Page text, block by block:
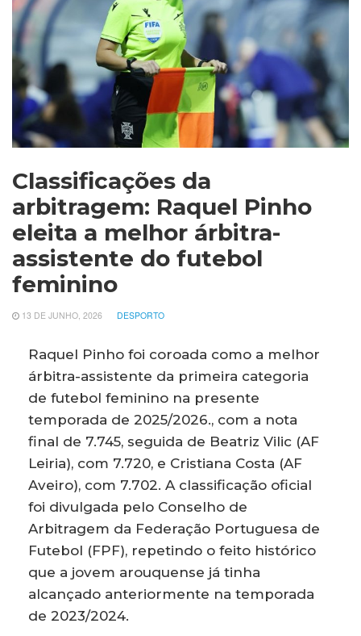
Classificações da
arbitragem: Raquel Pinho
eleita a melhor árbitra-
assistente do futebol
feminino
13 DE JUNHO, 2026 DESPORTO
Raquel Pinho foi coroada como a melhor
árbitra-assistente da primeira categoria
de futebol feminino na presente
temporada de 2025/2026., com a nota
final de 7.745, seguida de Beatriz Vilic (AF
Leiria), com 7.720, e Cristiana Costa (AF
Aveiro), com 7.702. A classificação oficial
foi divulgada pelo Conselho de
Arbitragem da Federação Portuguesa de
Futebol (FPF), repetindo o feito histórico
que a jovem arouquense já tinha
alcançado anteriormente na temporada
de 2023/2024.